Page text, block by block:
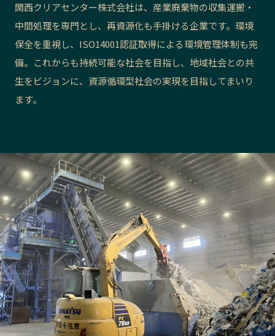
福井エリア
山梨エリア
長野エリア
岐阜エリア
静岡エリア
愛知エリア
三重エリア
滋賀エリア
大阪市エリア
鳥取エリア
島根エリア
岡山エリア
広島エリア
山口エリア
徳島エリア
香川エリア
愛媛エリア
高知エリア
福岡エリア
佐賀エリア
長崎エリア
熊本エリア
大分エリア
宮崎エリア
鹿児島エリア
沖縄エリア
関西クリアセンター株式会社は、産業廃棄物の収集運搬・
中間処理を専門とし、再資源化も手掛ける企業です。環境
保全を重視し、ISO14001認証取得による環境管理体制も完
備。これからも持続可能な社会を目指し、地域社会との共
生をビジョンに、資源循環型社会の実現を目指してまいり
ます。